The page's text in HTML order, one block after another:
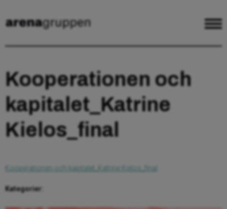
Kooperationen och
kapitalet_Katrine
Kielos_final
Kooperationen och kapitalet_Katrine Kielos_final
Kategorier: